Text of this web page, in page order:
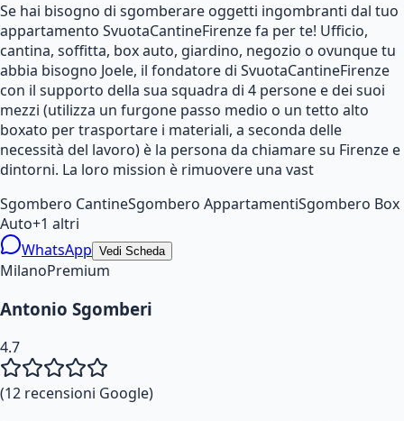
Se hai bisogno di sgomberare oggetti ingombranti dal tuo
appartamento SvuotaCantineFirenze fa per te! Ufficio,
cantina, soffitta, box auto, giardino, negozio o ovunque tu
abbia bisogno Joele, il fondatore di SvuotaCantineFirenze
con il supporto della sua squadra di 4 persone e dei suoi
mezzi (utilizza un furgone passo medio o un tetto alto
boxato per trasportare i materiali, a seconda delle
necessità del lavoro) è la persona da chiamare su Firenze e
dintorni. La loro mission è rimuovere una vast
Sgombero CantineSgombero AppartamentiSgombero Box
Auto+1 altri
WhatsApp Vedi Scheda
MilanoPremium
Antonio Sgomberi
4.7
(12 recensioni Google)